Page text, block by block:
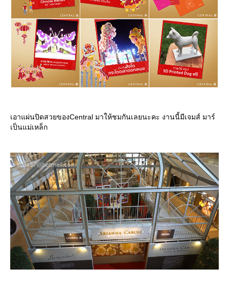
เอาแผ่นปิดสวยของCentral มาให้ชมกันเลยนะคะ งานนี้มีเจมส์ มาร์
เป็นแม่เหล็ก